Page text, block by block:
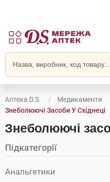
Аптека D.S. Медикаменти
Знеболюючі Засоби У Східнеці
Знеболюючі
Підкатегорії
Анальгетики